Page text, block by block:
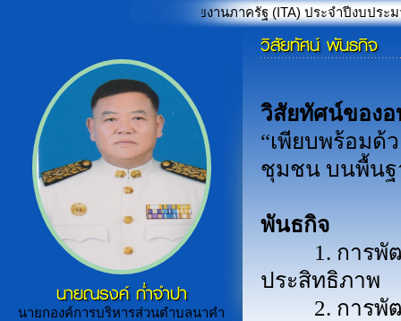
"เกราะป้องกันภัยไซเบอร์สำหรั
เนินงานของหน่วยงานภาครัฐ (ITA) ประจำปีงบประมาณ พ.ศ. 2569
นายณรงค์ ก่ำจำปา
นายกองค์การบริหารส่วนตำบลนาคำ
วิสัยทัศน์ พันธกิจ
วิสัยทัศน์ของ
“เพียบพร้อมด้
ชุมชน บนพื้นฐ
พันธกิจ
1. การพัฒน
ประสิทธิภาพ
2. การพัฒน